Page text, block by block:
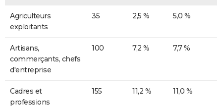
Agriculteurs
exploitants
35 2,5 % 5,0 %
Artisans,
commerçants, chefs
d'entreprise
100 7,2 % 7,7 %
Cadres et
professions
155 11,2 % 11,0 %